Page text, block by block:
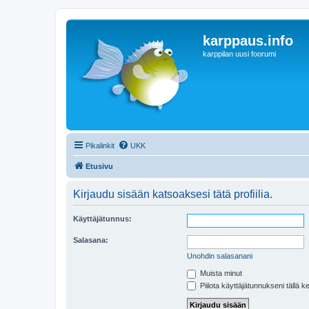
karppaus.info
karppilan uusi foorumi
Pikalinkit UKK
Etusivu
Kirjaudu sisään katsoaksesi tätä profiilia.
Käyttäjätunnus:
Salasana:
Unohdin salasanani
Muista minut
Piilota käyttäjätunnukseni tällä